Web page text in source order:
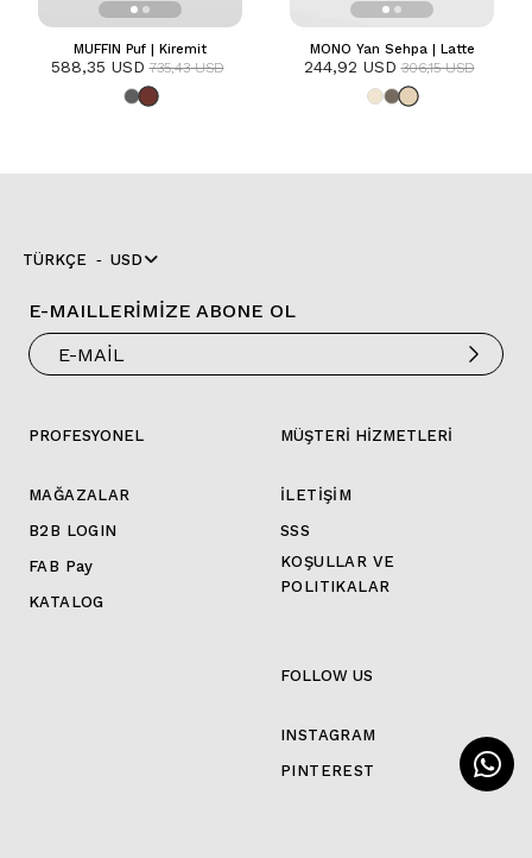
MUFFIN Puf | Kiremit
588,35 USD 735,43 USD
MONO Yan Sehpa | Latte
244,92 USD 306,15 USD
TÜRKÇE USD
E-MAILLERİMİZE ABONE OL
PROFESYONEL
MAĞAZALAR
B2B LOGIN
FAB Pay
KATALOG
MÜŞTERİ HİZMETLERİ
İLETİŞİM
SSS
KOŞULLAR VE
POLITIKALAR
FOLLOW US
INSTAGRAM
PINTEREST